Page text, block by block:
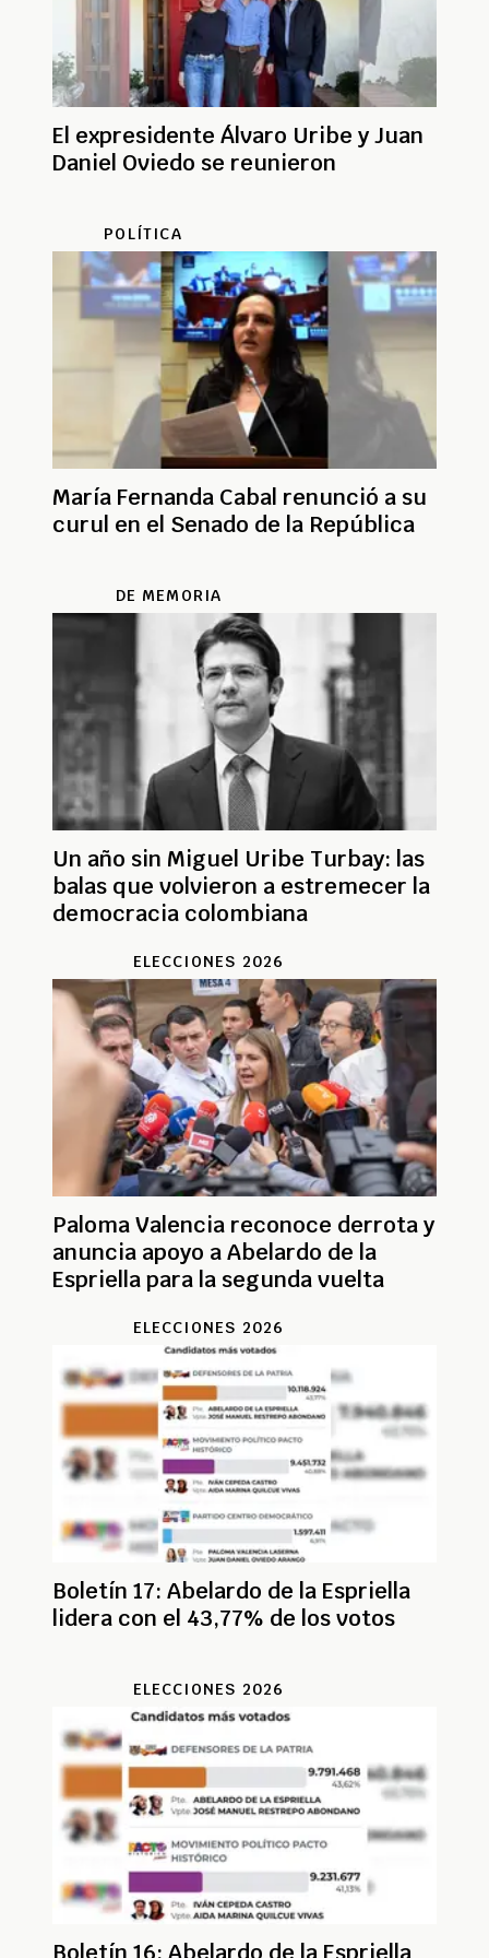
El expresidente Álvaro Uribe y Juan
Daniel Oviedo se reunieron
POLÍTICA
María Fernanda Cabal renunció a su
curul en el Senado de la República
DE MEMORIA
Un año sin Miguel Uribe Turbay: las
balas que volvieron a estremecer la
democracia colombiana
ELECCIONES 2026
Paloma Valencia reconoce derrota y
anuncia apoyo a Abelardo de la
Espriella para la segunda vuelta
ELECCIONES 2026
Boletín 17: Abelardo de la Espriella
lidera con el 43,77% de los votos
ELECCIONES 2026